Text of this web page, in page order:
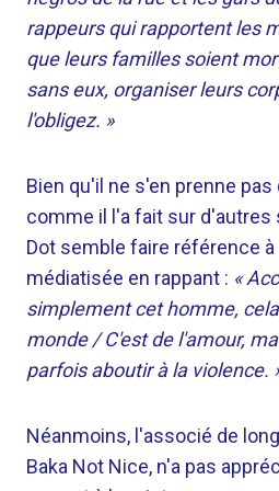
rappeurs qui rapportent les
que leurs familles soient
sans eux, organiser leurs
l'obligez. »
Bien qu'il ne s'en prenne
comme il l'a fait sur d'autres
Dot semble faire référence
médiatisée en rappant : «
simplement cet homme,
monde / C'est de l'amour,
parfois aboutir à la violence.
Néanmoins, l'associé de
Baka Not Nice, n'a pas